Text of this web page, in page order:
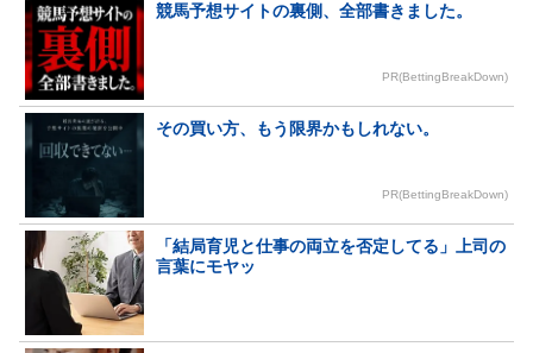
競馬予想サイトの裏側、全部書きました。
PR(BettingBreakDown)
その買い方、もう限界かもしれない。
PR(BettingBreakDown)
「結局育児と仕事の両立を否定してる」上司の
言葉にモヤッ